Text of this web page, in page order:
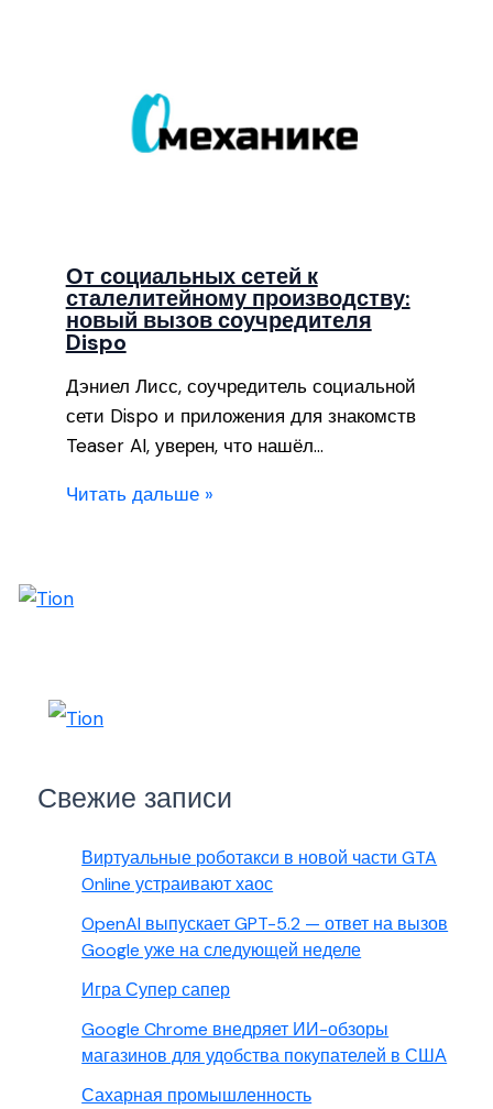
От социальных сетей к
сталелитейному производству:
новый вызов соучредителя
Dispo
Дэниел Лисс, соучредитель социальной
сети Dispo и приложения для знакомств
Teaser AI, уверен, что нашёл…
Читать дальше »
Свежие записи
Виртуальные роботакси в новой части GTA
Online устраивают хаос
OpenAI выпускает GPT-5.2 — ответ на вызов
Google уже на следующей неделе
Игра Супер сапер
Google Chrome внедряет ИИ-обзоры
магазинов для удобства покупателей в США
Сахарная промышленность